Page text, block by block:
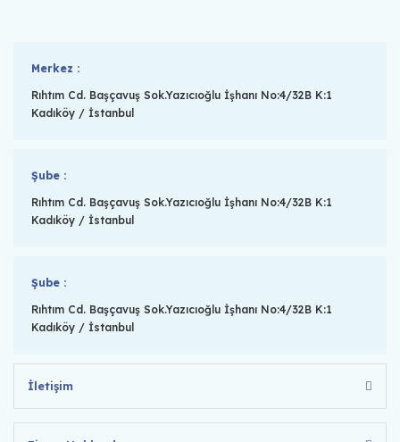
Merkez :
Rıhtım Cd. Başçavuş Sok.Yazıcıoğlu İşhanı No:4/32B K:1
Kadıköy / İstanbul
Şube :
Rıhtım Cd. Başçavuş Sok.Yazıcıoğlu İşhanı No:4/32B K:1
Kadıköy / İstanbul
Şube :
Rıhtım Cd. Başçavuş Sok.Yazıcıoğlu İşhanı No:4/32B K:1
Kadıköy / İstanbul
İletişim